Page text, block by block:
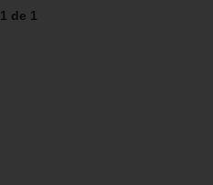
1 de 1